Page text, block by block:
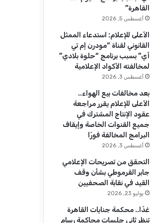
ا
م
القاهرة”
أغسطس 5, 2026
الأعلى للإعلام: استدعاء الممثل
القانوني لقناة “مودرن إم تي
أي” بسبب برنامج “حلوة بلادي”
لمخالفته الأكواد الإعلامية
أغسطس 3, 2026
بعد مخالفات بيع الهواء..
الأعلى للإعلام يقرر مراجعة
عقود الإنتاج المشترك في
جميع القنوات الخاصة وإيقاف
البرامج المخالفة فورًا
أغسطس 3, 2026
التحقق من تصريحات الإعلامي
جابر القرموطي بشأن وقف
القيد في نقابة الصحفيين
يوليو 23, 2026
غدًا.. محكمة جنايات القاهرة
تنظر ثاني جلسات محاكمة رسام